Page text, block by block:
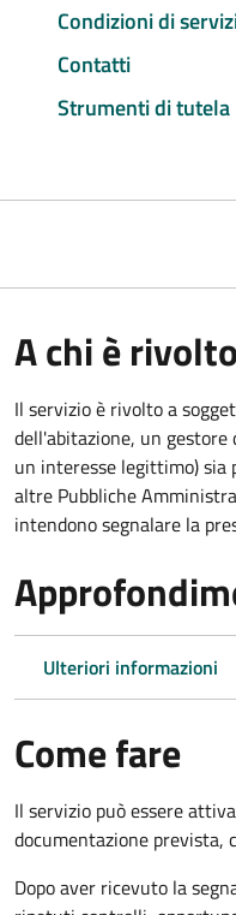
Condizioni di
Contatti
Strumenti di tutela
A chi è rivolto
Il servizio è rivolto a
dell'abitazione, un
un interesse legittimo) sia
altre Pubbliche
intendono segnalare la
Ulteriori informazioni
Come fare
Il servizio può essere
documentazione prevista,
Dopo aver ricevuto la